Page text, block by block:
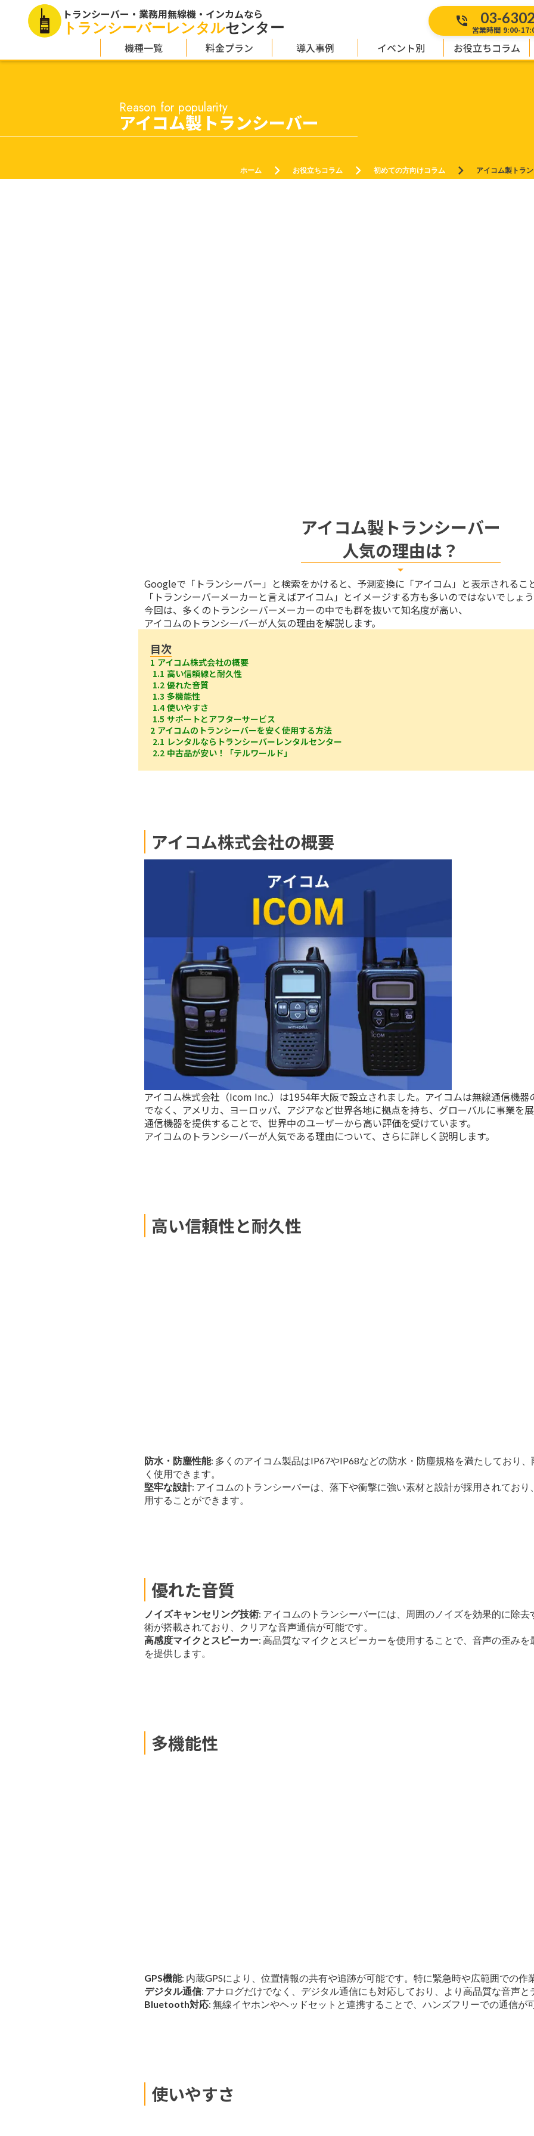
Reason for popularity
アイコム製トランシーバー
ホーム keyboard_arrow_right お役立ちコラム keyboard_arrow_right 初めての方向けコラム keyboard_arrow_right アイコム製トラ
アイコム製トランシーバー
人気の理由は？
arrow_drop_down
Googleで「トランシーバー」と検索をかけると、予測変換に「アイコム」と表示されるこ
「トランシーバーメーカーと言えばアイコム」とイメージする方も多いのではないでしょう
今回は、多くのトランシーバーメーカーの中でも群を抜いて知名度が高い、
アイコムのトランシーバーが人気の理由を解説します。
目次
1 アイコム株式会社の概要
1.1 高い信頼線と耐久性
1.2 優れた音質
1.3 多機能性
1.4 使いやすさ
1.5 サポートとアフターサービス
2 アイコムのトランシーバーを安く使用する方法
2.1 レンタルならトランシーバーレンタルセンター
2.2 中古品が安い！「テルワールド」
アイコム株式会社の概要
アイコム株式会社（Icom Inc.）は1954年大阪で設立されました。アイコムは無線通信機器
でなく、アメリカ、ヨーロッパ、アジアなど世界各地に拠点を持ち、グローバルに事業を
通信機器を提供することで、世界中のユーザーから高い評価を受けています。
アイコムのトランシーバーが人気である理由について、さらに詳しく説明します。
高い信頼性と耐久性
防水・防塵性能: 多くのアイコム製品はIP67やIP68などの防水・防塵規格を満たしており
く使用できます。
堅牢な設計: アイコムのトランシーバーは、落下や衝撃に強い素材と設計が採用されてお
用することができます。
優れた音質
ノイズキャンセリング技術: アイコムのトランシーバーには、周囲のノイズを効果的に除
術が搭載されており、クリアな音声通信が可能です。
高感度マイクとスピーカー: 高品質なマイクとスピーカーを使用することで、音声の歪み
を提供します。
多機能性
GPS機能: 内蔵GPSにより、位置情報の共有や追跡が可能です。特に緊急時や広範囲での作
デジタル通信: アナログだけでなく、デジタル通信にも対応しており、より高品質な音声と
Bluetooth対応: 無線イヤホンやヘッドセットと連携することで、ハンズフリーでの通信が
使いやすさ
トランシーバー・業務用無線機・インカムなら
トランシーバーレンタルセンター phone_in_talk 03-
営業時間 9:00-
機種一覧 料金プラン 導入事例 イベント別 お役立ちコラム